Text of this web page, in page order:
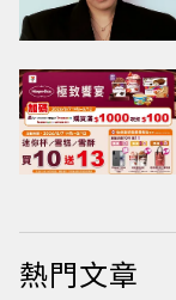
熱門文章